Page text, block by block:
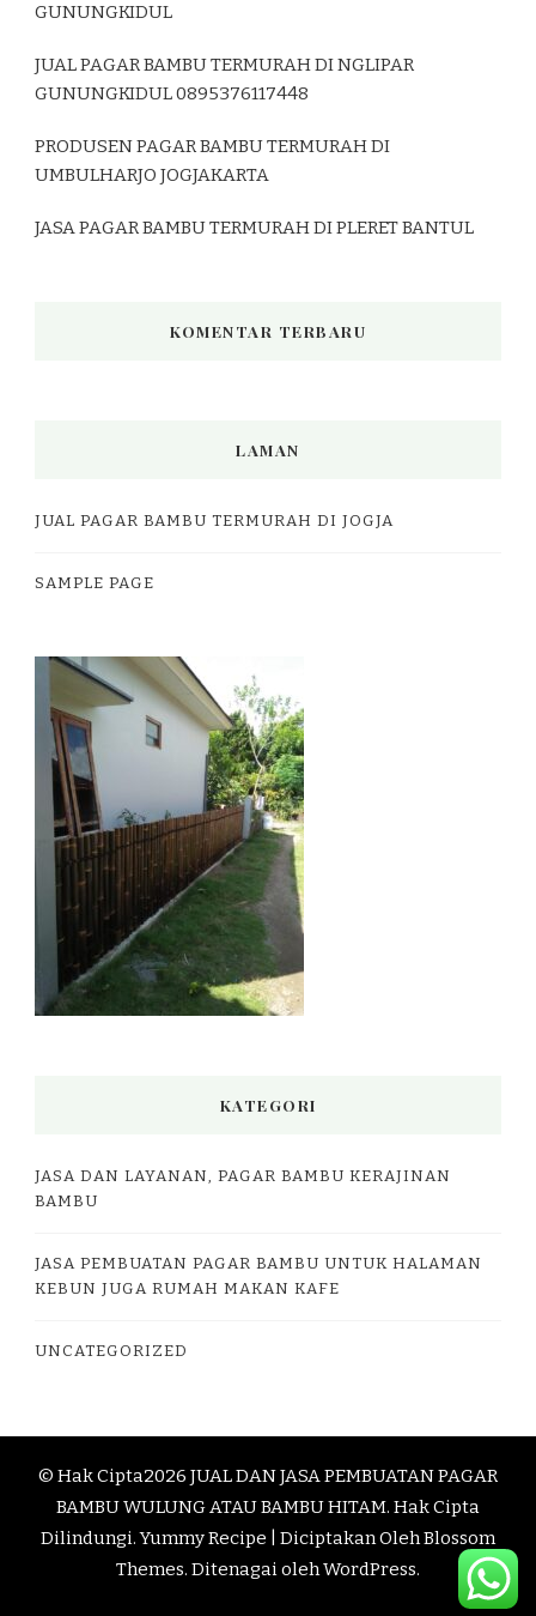
GUNUNGKIDUL
JUAL PAGAR BAMBU TERMURAH DI NGLIPAR
GUNUNGKIDUL 0895376117448
PRODUSEN PAGAR BAMBU TERMURAH DI
UMBULHARJO JOGJAKARTA
JASA PAGAR BAMBU TERMURAH DI PLERET BANTUL
KOMENTAR TERBARU
LAMAN
JUAL PAGAR BAMBU TERMURAH DI JOGJA
SAMPLE PAGE
KATEGORI
JASA DAN LAYANAN, PAGAR BAMBU KERAJINAN
BAMBU
JASA PEMBUATAN PAGAR BAMBU UNTUK HALAMAN
KEBUN JUGA RUMAH MAKAN KAFE
UNCATEGORIZED
© Hak Cipta2026 JUAL DAN JASA PEMBUATAN PAGAR
BAMBU WULUNG ATAU BAMBU HITAM. Hak Cipta
Dilindungi.Yummy Recipe | Diciptakan OlehBlossom
Themes. Ditenagai olehWordPress.